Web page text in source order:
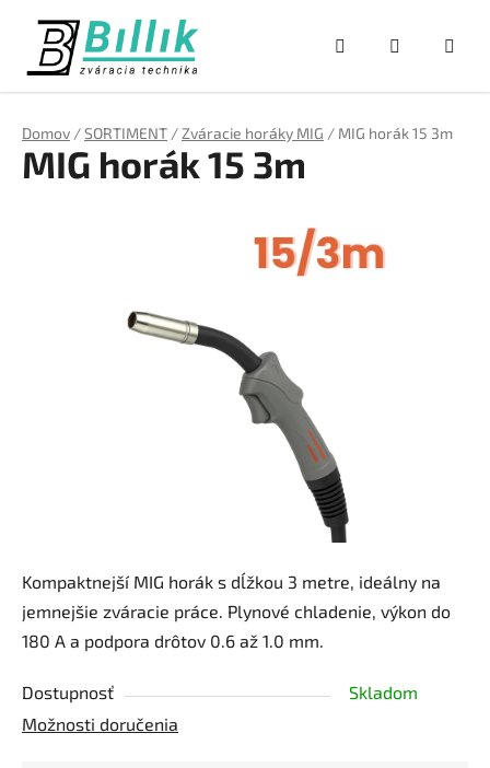
obsah
Hľadať
NÁKUPNÝ
Domov /SORTIMENT / Zváracie horáky MIG / MIG horák 15 3m
Kompaktnejší MIG horák s dĺžkou 3 metre, ideálny na
jemnejšie zváracie práce. Plynové chladenie, výkon do
180 A a podpora drôtov 0.6 až 1.0 mm.
Dostupnosť
Skladom
Možnosti doručenia
MIG horák 15 3m